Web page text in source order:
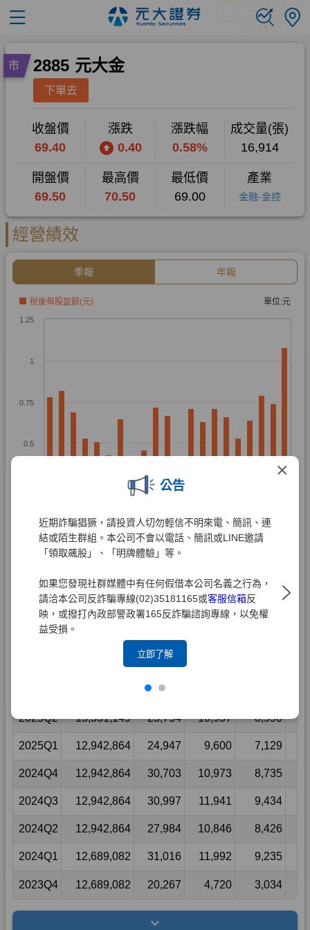
×
公告
近期詐騙猖獗，請投資人切勿輕信不明來電、簡訊、連
結或陌生群組。本公司不會以電話、簡訊或LINE邀請
「領取飆股」、「明牌體驗」等。
如果您發現社群媒體中有任何假借本公司名義之行為，
請洽本公司反詐騙專線(02)35181165或客服信箱反
映，或撥打內政部警政署165反詐騙諮詢專線，以免權
益受損。
立即了解